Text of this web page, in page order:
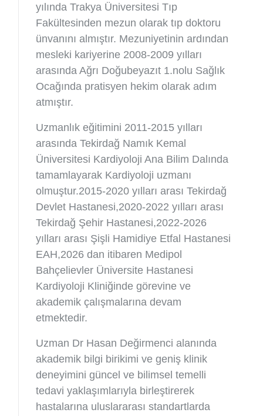
yılında Trakya Üniversitesi Tıp
Fakültesinden mezun olarak tıp doktoru
ünvanını almıştır. Mezuniyetinin ardından
mesleki kariyerine 2008-2009 yılları
arasında Ağrı Doğubeyazıt 1.nolu Sağlık
Ocağında pratisyen hekim olarak adım
atmıştır.
Uzmanlık eğitimini 2011-2015 yılları
arasında Tekirdağ Namık Kemal
Üniversitesi Kardiyoloji Ana Bilim Dalında
tamamlayarak Kardiyoloji uzmanı
olmuştur.2015-2020 yılları arası Tekirdağ
Devlet Hastanesi,2020-2022 yılları arası
Tekirdağ Şehir Hastanesi,2022-2026
yılları arası Şişli Hamidiye Etfal Hastanesi
EAH,2026 dan itibaren Medipol
Bahçelievler Üniversite Hastanesi
Kardiyoloji Kliniğinde görevine ve
akademik çalışmalarına devam
etmektedir.
Uzman Dr Hasan Değirmenci alanında
akademik bilgi birikimi ve geniş klinik
deneyimini güncel ve bilimsel temelli
tedavi yaklaşımlarıyla birleştirerek
hastalarına uluslararası standartlarda